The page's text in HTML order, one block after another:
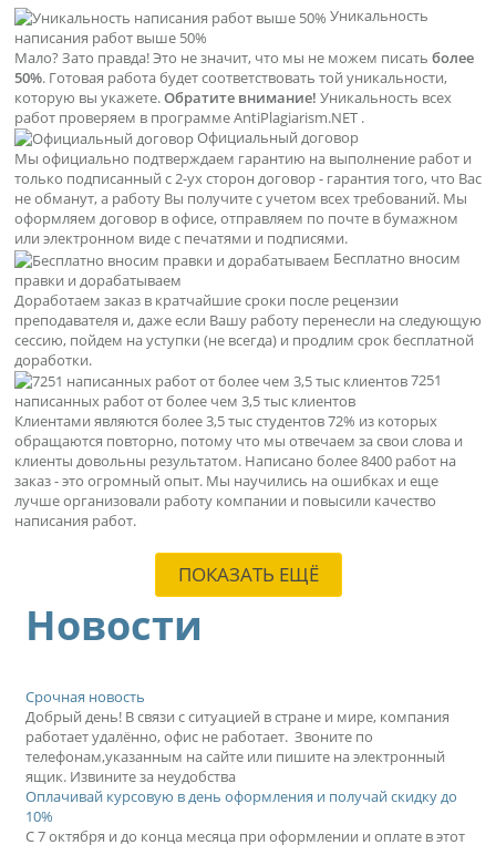
Уникальность
написания работ выше 50%
Мало? Зато правда! Это не значит, что мы не можем писать более
50%. Готовая работа будет соответствовать той уникальности,
которую вы укажете.Обратите внимание! Уникальность всех
работ проверяем в программе AntiPlagiarism.NET .
Официальный договор
Мы официально подтверждаем гарантию на выполнение работ и
только подписанный с 2-ух сторон договор - гарантия того, что Вас
не обманут, а работу Вы получите с учетом всех требований. Мы
оформляем договор в офисе, отправляем по почте в бумажном
или электронном виде с печатями и подписями.
Бесплатно вносим
правки и дорабатываем
Доработаем заказ в кратчайшие сроки после рецензии
преподавателя и, даже если Вашу работу перенесли на следующую
сессию, пойдем на уступки (не всегда) и продлим срок бесплатной
доработки.
7251
написанных работ от более чем 3,5 тыс клиентов
Клиентами являются более 3,5 тыс студентов 72% из которых
обращаются повторно, потому что мы отвечаем за свои слова и
клиенты довольны результатом. Написано более 8400 работ на
заказ - это огромный опыт. Мы научились на ошибках и еще
лучше организовали работу компании и повысили качество
написания работ.
ПОКАЗАТЬ ЕЩЁ
Новости
Срочная новость
Добрый день! В связи с ситуацией в стране и мире, компания
работает удалённо, офис не работает. Звоните по
телефонам,указанным на сайте или пишите на электронный
ящик. Извините за неудобства
Оплачивай курсовую в день оформления и получай скидку до
10%
С 7 октября и до конца месяца при оформлении и оплате в этот